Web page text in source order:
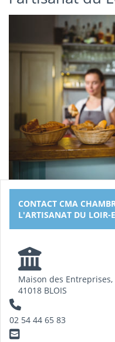
CONTACT CMA
L'ARTISANAT DU LOIR-
Maison des
41018 BLOIS
02 54 44 65 83